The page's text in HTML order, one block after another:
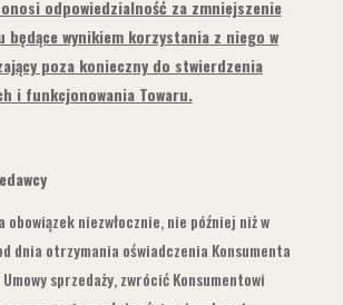
odpowiedzialność za zmniejszenie
będące wynikiem korzystania z niego w
poza konieczny do stwierdzenia
i funkcjonowania Towaru.
obowiązek niezwłocznie, nie później niż w
dnia otrzymania oświadczenia Konsumenta
sprzedaży, zwrócić Konsumentowi